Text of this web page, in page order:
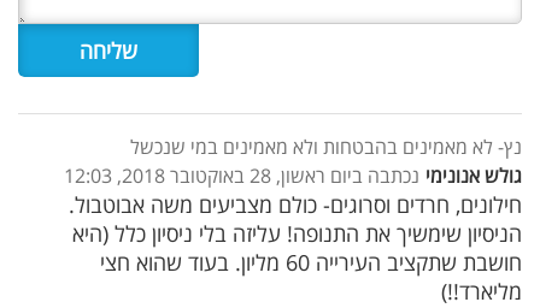
נץ- לא מאמינים בהבטחות ולא מאמינים במי שנכשל
גולש אנונימי נכתבה ביום ראשון, 28 באוקטובר 2018, 12:03
חילונים, חרדים וסרוגים- כולם מצביעים משה אבוטבול.
הניסיון שימשיך את התנופה! עליזה בלי ניסיון כלל (היא
חושבת שתקציב העירייה 60 מליון. בעוד שהוא חצי
מליארד!!)